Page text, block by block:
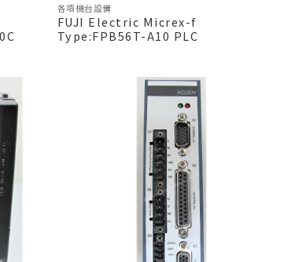
各項機台設備
FUJI Electric Micrex-f
Type:FPB56T-A10 PLC